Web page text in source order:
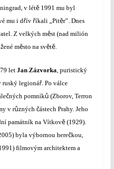
v létě1991 mu byl
mu i dřív říkali „Pitěr”. Dnes
Z velkých měst (nad milión
žené město na světě.
let Jan Zázvorka, puristický
ruský legionář. Po válce
čných pomníků (Zborov, Terron
v různých částech Prahy. Jeho
památník na Vítkově(1929).
byla výbornou herečkou,
filmovým architektem a